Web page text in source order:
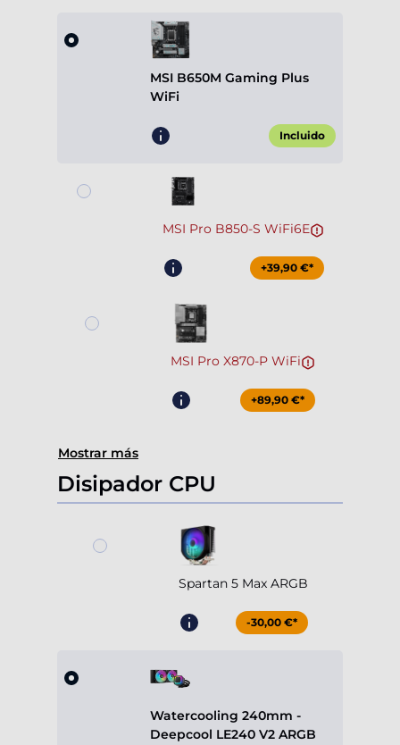
MSI B650M Gaming Plus
WiFi
Incluido
MSI Pro B850-S WiFi6E
+39,90 €*
MSI Pro X870-P WiFi
+89,90 €*
Mostrar más
Disipador CPU
Spartan 5 Max ARGB
-30,00 €*
Watercooling 240mm -
Deepcool LE240 V2 ARGB